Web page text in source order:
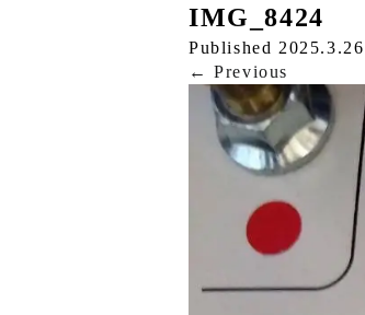
IMG_8424
Published 2025.3.26
← Previous